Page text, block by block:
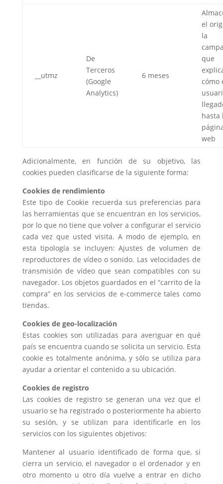
__utmz
De
Terceros
(Google
Analytics)
6 meses
el
la
que
cómo
hasta
web
Adicionalmente, en función de su objetivo, las
cookies pueden clasificarse de la siguiente forma:
Cookies de rendimiento
Este tipo de Cookie recuerda sus preferencias para
las herramientas que se encuentran en los servicios,
por lo que no tiene que volver a configurar el servicio
cada vez que usted visita. A modo de ejemplo, en
esta tipología se incluyen: Ajustes de volumen de
reproductores de vídeo o sonido. Las velocidades de
transmisión de vídeo que sean compatibles con su
navegador. Los objetos guardados en el “carrito de la
compra” en los servicios de e-commerce tales como
tiendas.
Cookies de geo-localización
Estas cookies son utilizadas para averiguar en qué
país se encuentra cuando se solicita un servicio. Esta
cookie es totalmente anónima, y sólo se utiliza para
ayudar a orientar el contenido a su ubicación.
Cookies de registro
Las cookies de registro se generan una vez que el
usuario se ha registrado o posteriormente ha abierto
su sesión, y se utilizan para identificarle en los
servicios con los siguientes objetivos:
Mantener al usuario identificado de forma que, si
cierra un servicio, el navegador o el ordenador y en
otro momento u otro día vuelve a entrar en dicho